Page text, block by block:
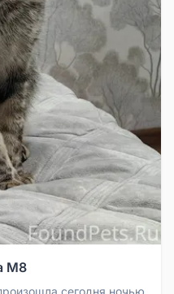
М8
сегодня ночью